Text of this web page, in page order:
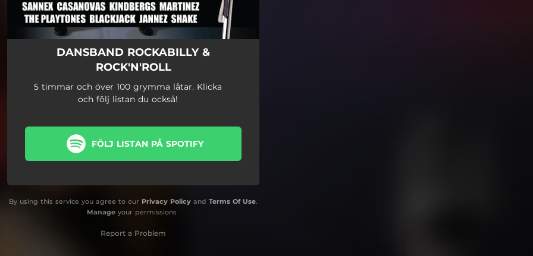
DANSBAND ROCKABILLY &
ROCK'N'ROLL
5 timmar och över 100 grymma låtar. Klicka
och följ listan du också!
FÖLJ LISTAN PÅ SPOTIFY
By using this service you agree to our Privacy Policy and Terms Of Use.
Manageyour permissions
Report a Problem